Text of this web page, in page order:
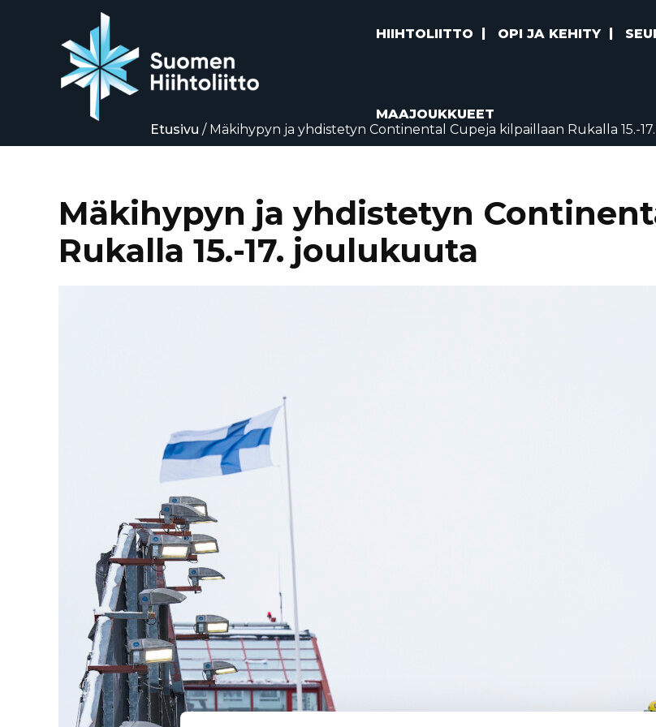
HIIHTOLIITTO OPI JA KEHITY
MAAJOUKKUEET
Etusivu / Mäkihypyn ja yhdistetyn Continental Cupeja kilpaillaan Rukalla 15.-
Mäkihypyn ja yhdistetyn
Rukalla 15.-17. joulukuuta